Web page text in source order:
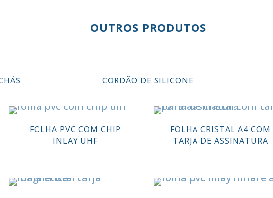
OUTROS PRODUTOS
CORDÃO DE SILICONE
FOLHA PVC COM CHIP
INLAY UHF
FOLHA CRISTAL A4 COM
TARJA DE ASSINATURA